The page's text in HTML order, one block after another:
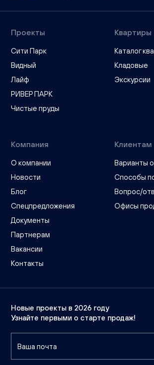
Проекты
Сити Парк
Видный
Лайф
РИВЕР ПАРК
Чистые пруды
Квартиры
Каталог
Кладовые
Экскурсии
Компания
О компании
Новости
Блог
Спецпредложения
Документы
Партнерам
Вакансии
Контакты
Клиентам
Варианты
Способы
Вопрос/
Офисы
Новые проекты в 2026 году
Узнайте первыми о старте продаж!